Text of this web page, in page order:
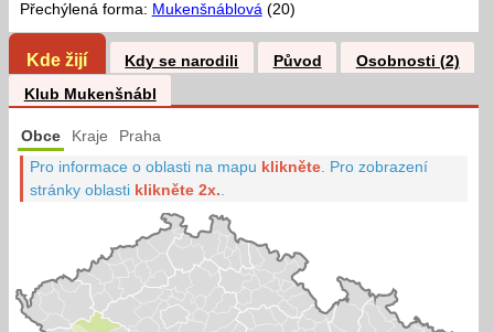
Přechýlená forma: Mukenšnáblová(20)
Kde žijí Kdy se narodili Původ
Osobnosti (2)
Klub Mukenšnábl
Obce Kraje Praha
Pro informace o oblasti na mapu klikněte Pro zobrazení
stránky oblasti klikněte 2x.